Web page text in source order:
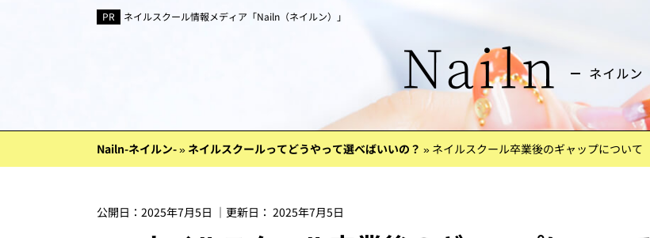
ネイルスクール情報メディア「Nailn（ネイルン）」
Nailn-ネイルン-» ネイルスクールってどうやって選べばいいの？ » ネイルスクール卒業後のギャップについて
公開日： 2025年7月5日 ｜更新日： 2025年7月5日